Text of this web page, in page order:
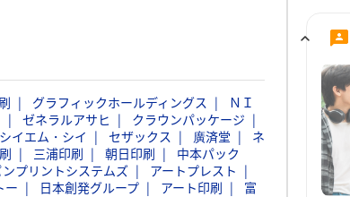
グラフィックホールディングス
ＮＩ
ゼネラルアサヒ
クラウンパッケージ
シイエム・シイ セザックス 廣済堂
ネ
三浦印刷 朝日印刷
中本パック
プリントシステムズ
アートプレスト
ー 日本創発グループ アート印刷
富